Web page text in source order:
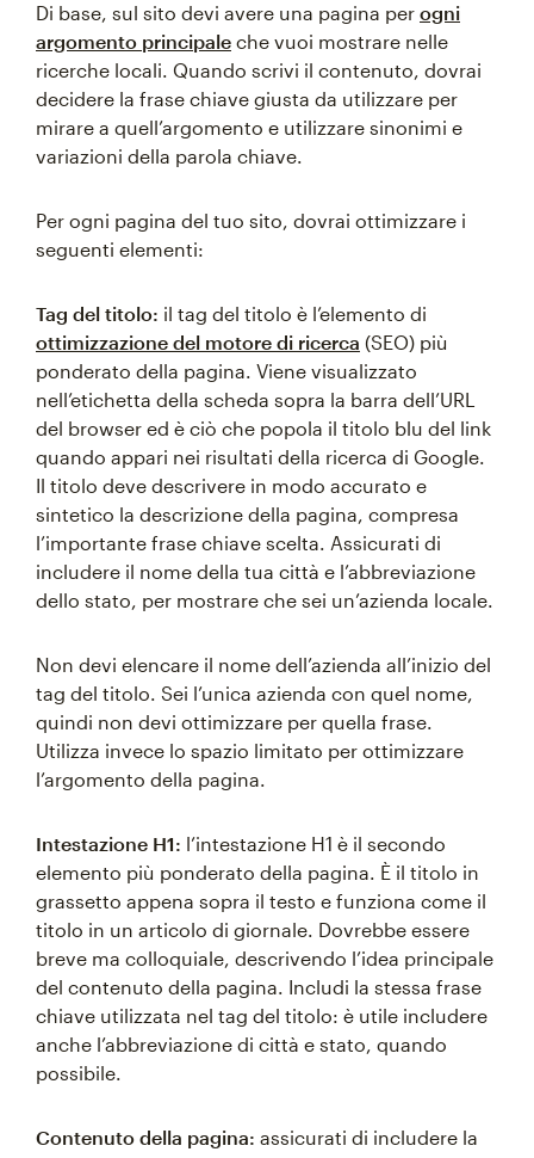
Di base, sul sito devi avere una pagina per ogni
argomento principale che vuoi mostrare nelle
ricerche locali. Quando scrivi il contenuto, dovrai
decidere la frase chiave giusta da utilizzare per
mirare a quell’argomento e utilizzare sinonimi e
variazioni della parola chiave.
Per ogni pagina del tuo sito, dovrai ottimizzare i
seguenti elementi:
Tag del titolo: il tag del titolo è l’elemento di
ottimizzazione del motore di ricerca (SEO) più
ponderato della pagina. Viene visualizzato
nell’etichetta della scheda sopra la barra dell’URL
del browser ed è ciò che popola il titolo blu del link
quando appari nei risultati della ricerca di Google.
Il titolo deve descrivere in modo accurato e
sintetico la descrizione della pagina, compresa
l’importante frase chiave scelta. Assicurati di
includere il nome della tua città e l’abbreviazione
dello stato, per mostrare che sei un’azienda locale.
Non devi elencare il nome dell’azienda all’inizio del
tag del titolo. Sei l’unica azienda con quel nome,
quindi non devi ottimizzare per quella frase.
Utilizza invece lo spazio limitato per ottimizzare
l’argomento della pagina.
Intestazione H1: l’intestazione H1 è il secondo
elemento più ponderato della pagina. È il titolo in
grassetto appena sopra il testo e funziona come il
titolo in un articolo di giornale. Dovrebbe essere
breve ma colloquiale, descrivendo l’idea principale
del contenuto della pagina. Includi la stessa frase
chiave utilizzata nel tag del titolo: è utile includere
anche l’abbreviazione di città e stato, quando
possibile.
Contenuto della pagina: assicurati di includere la